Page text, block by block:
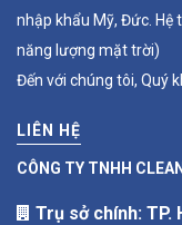
nhập khẩu Mỹ, Đức.
năng lượng mặt trời)
Đến với chúng tôi, Quý
LIÊN HỆ
CÔNG TY TNHH
Trụ sở chính: TP.